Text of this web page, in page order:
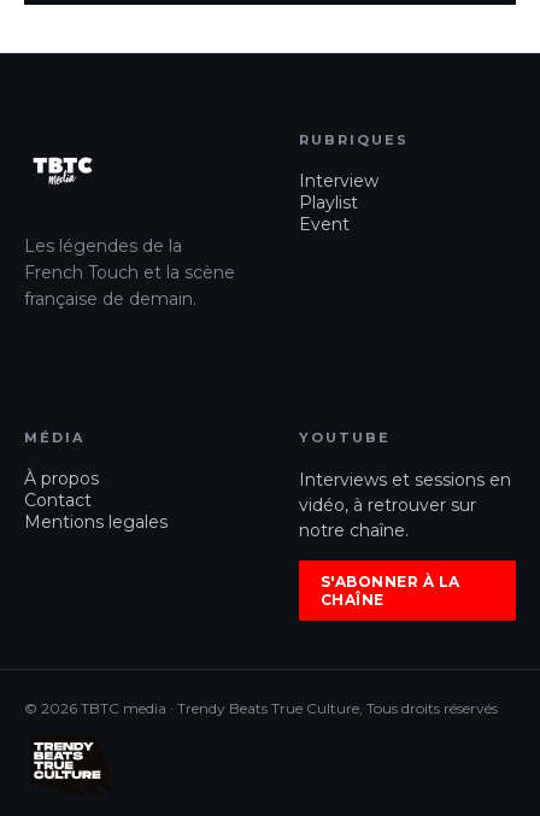
Les légendes de la
French Touch et la scène
française de demain.
RUBRIQUES
Interview
Playlist
Event
MÉDIA
À propos
Contact
Mentions legales
YOUTUBE
Interviews et sessions en
vidéo, à retrouver sur
notre chaîne.
S'ABONNER À LA
CHAÎNE
© 2026 TBTC media · Trendy Beats True Culture, Tous droits réservés